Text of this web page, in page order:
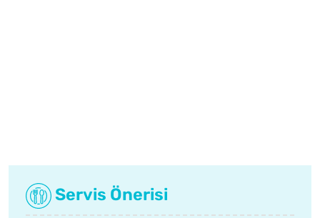
Servis Önerisi